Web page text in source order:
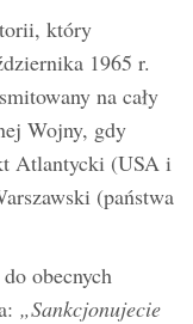
który
1965 r.
na cały
Wojny, gdy
Atlantycki (USA i
(państwa
obecnych
„Sankcjonujecie